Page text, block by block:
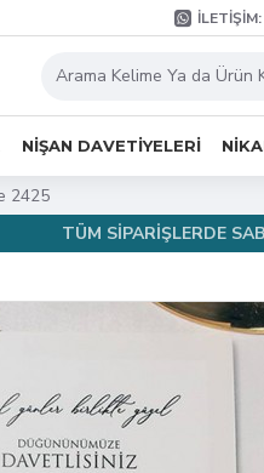
NIŞAN DAVETIYELERI
2425
TÜM SİPARİŞLERDE